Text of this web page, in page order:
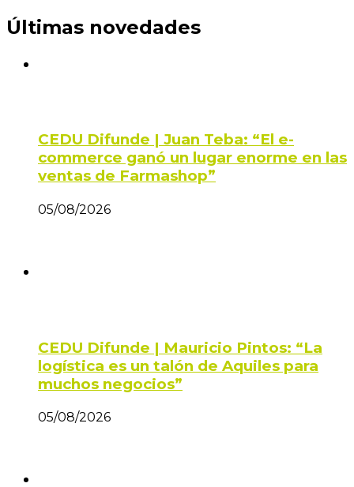
Últimas novedades
CEDU Difunde | Juan Teba: “El e-
commerce ganó un lugar enorme en las
ventas de Farmashop”
05/08/2026
CEDU Difunde | Mauricio Pintos: “La
logística es un talón de Aquiles para
muchos negocios”
05/08/2026